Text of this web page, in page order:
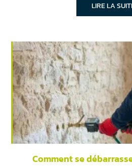
LIRE LA
Comment se